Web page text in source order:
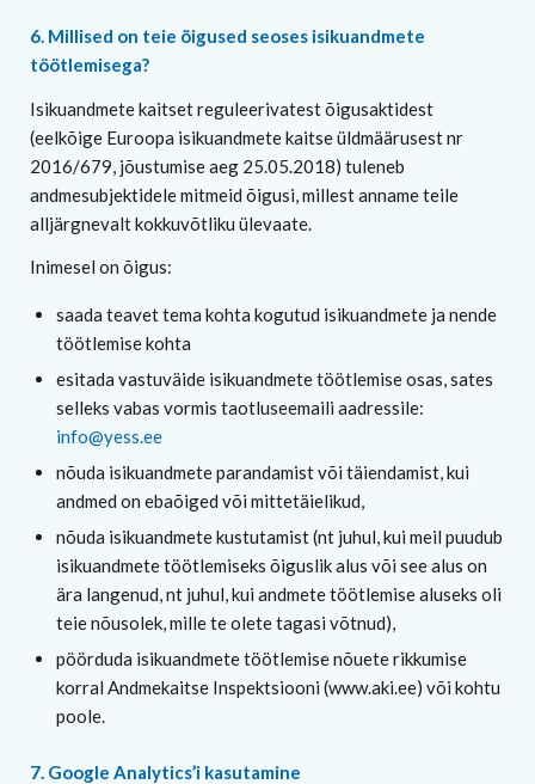
6. Millised on teie õigused seoses isikuandmete
töötlemisega?
Isikuandmete kaitset reguleerivatest õigusaktidest
(eelkõige Euroopa isikuandmete kaitse üldmäärusest nr
2016/679, jõustumise aeg 25.05.2018) tuleneb
andmesubjektidele mitmeid õigusi, millest anname teile
alljärgnevalt kokkuvõtliku ülevaate.
Inimesel on õigus:
saada teavet tema kohta kogutud isikuandmete ja nende
töötlemise kohta
esitada vastuväide isikuandmete töötlemise osas, sates
selleks vabas vormis taotluseemaili aadressile:
info@yess.ee
nõuda isikuandmete parandamist või täiendamist, kui
andmed on ebaõiged või mittetäielikud,
nõuda isikuandmete kustutamist (nt juhul, kui meil puudub
isikuandmete töötlemiseks õiguslik alus või see alus on
ära langenud, nt juhul, kui andmete töötlemise aluseks oli
teie nõusolek, mille te olete tagasi võtnud),
pöörduda isikuandmete töötlemise nõuete rikkumise
korral Andmekaitse Inspektsiooni (www.aki.ee) või kohtu
poole.
7. Google Analytics’i kasutamine